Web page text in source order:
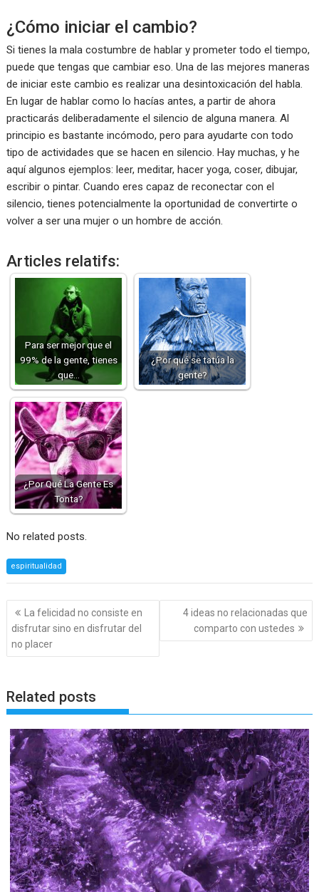
¿Cómo iniciar el cambio?
Si tienes la mala costumbre de hablar y prometer todo el tiempo,
puede que tengas que cambiar eso. Una de las mejores maneras
de iniciar este cambio es realizar una desintoxicación del habla.
En lugar de hablar como lo hacías antes, a partir de ahora
practicarás deliberadamente el silencio de alguna manera. Al
principio es bastante incómodo, pero para ayudarte con todo
tipo de actividades que se hacen en silencio. Hay muchas, y he
aquí algunos ejemplos: leer, meditar, hacer yoga, coser, dibujar,
escribir o pintar. Cuando eres capaz de reconectar con el
silencio, tienes potencialmente la oportunidad de convertirte o
volver a ser una mujer o un hombre de acción.
Articles relatifs:
Para ser mejor que el
99% de la gente, tienes
que…
¿Por qué se tatúa la
gente?
¿Por Qué La Gente Es
Tonta?
No related posts.
espiritualidad
Navegación
de
entradas
La felicidad no consiste en
disfrutar sino en disfrutar del
no placer
4 ideas no relacionadas que
comparto con ustedes
Related posts